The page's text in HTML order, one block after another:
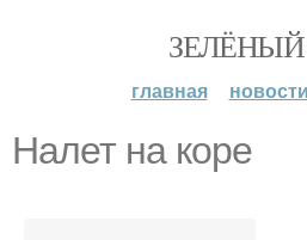
главная новости
Налет на коре